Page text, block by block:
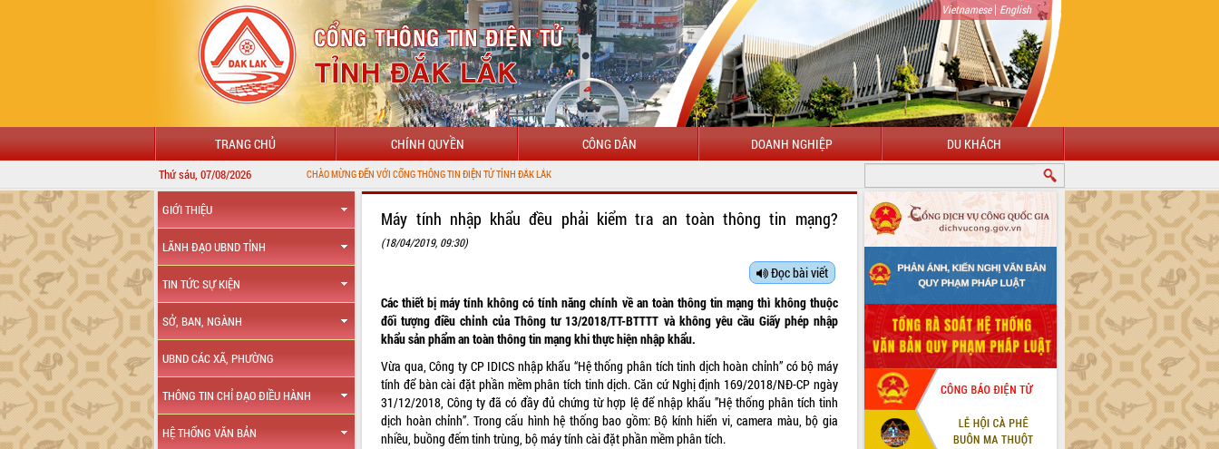
Vietnamese| English
TRANG CHỦ CHÍNH QUYỀN CÔNG DÂN DOANH NGHIỆP DU KHÁCH
Thứ sáu, 07/08/2026 CHÀO MỪNG ĐẾN VỚI CỔNG THÔNG TIN ĐIỆN TỬ TỈNH ĐẮK LẮK
GIỚI THIỆU
LÃNH ĐẠO UBND TỈNH
TIN TỨC SỰ KIỆN
SỞ, BAN, NGÀNH
UBND CÁC XÃ, PHƯỜNG
THÔNG TIN CHỈ ĐẠO ĐIỀU HÀNH
HỆ THỐNG VĂN BẢN
Máy tính nhập khẩu đều phải kiểm tra an toàn thông tin mạng?
(18/04/2019, 09:30)
Đọc bài viết
Các thiết bị máy tính không có tính năng chính về an toàn thông tin mạng thì không thuộc
đối tượng điều chỉnh của Thông tư13/2018/TT-BTTTT và không yêu cầu Giấy phép nhập
khẩu sản phẩm an toàn thông tin mạng khi thực hiện nhập khẩu.
Vừa qua, Công ty CP IDICS nhập khẩu “Hệ thống phân tích tinh dịch hoàn chỉnh” có bộ máy
tính để bàn cài đặt phần mềm phân tích tinh dịch. Căn cứ Nghị định 169/2018/NĐ-CP ngày
31/12/2018, Công ty đã có đầy đủ chứng từ hợp lệ để nhập khẩu ”Hệ thống phân tích tinh
dịch hoàn chỉnh”. Trong cấu hình hệ thống bao gồm: Bộ kính hiển vi, camera màu, bộ gia
nhiều, buồng đếm tinh trùng, bộ máy tính cài đặt phần mềm phân tích.